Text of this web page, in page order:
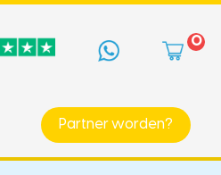
0
Partner worden?